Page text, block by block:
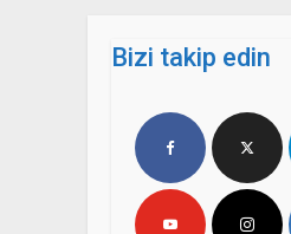
Bizi takip edin